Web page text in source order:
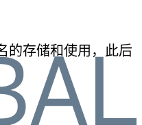
的存储和使用，此后